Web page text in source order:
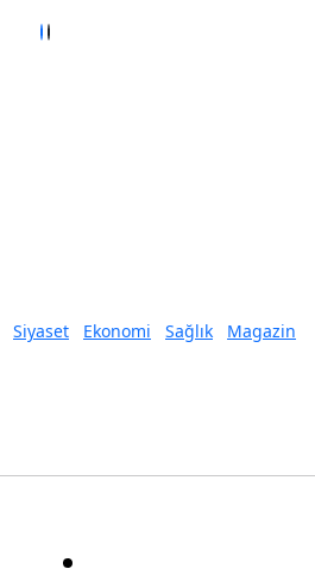
Siyaset Ekonomi Sağlık Magazin